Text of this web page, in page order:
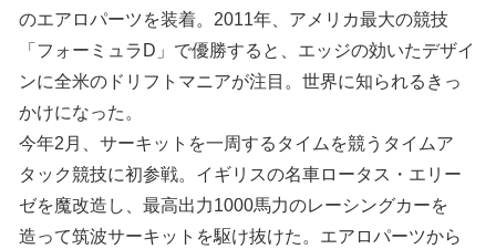
のエアロパーツを装着。2011年、アメリカ最大の競技
「フォーミュラD」で優勝すると、エッジの効いたデザイ
ンに全米のドリフトマニアが注目。世界に知られるきっ
かけになった。
今年2月、サーキットを一周するタイムを競うタイムア
タック競技に初参戦。イギリスの名車ロータス・エリー
ゼを魔改造し、最高出力1000馬力のレーシングカーを
造って筑波サーキットを駆け抜けた。エアロパーツから